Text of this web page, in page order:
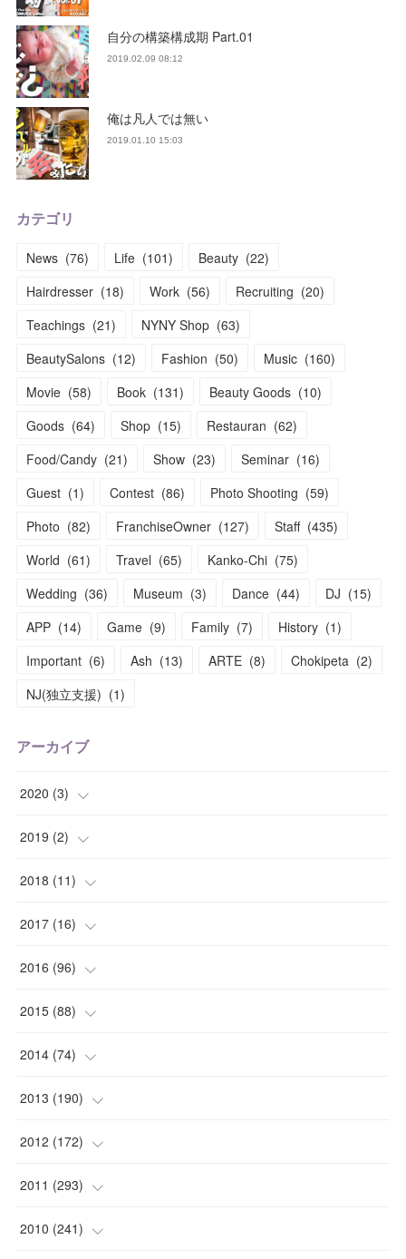
自分の構築構成期 Part.01
2019.02.09 08:12
俺は凡人では無い
2019.01.10 15:03
カテゴリ
News (76) Life (101) Beauty (22)
Hairdresser (18) Work (56) Recruiting (20)
Teachings (21) NYNY Shop (63)
BeautySalons (12) Fashion (50) Music (160)
Movie (58) Book (131) Beauty Goods (10)
Goods (64) Shop (15) Restauran (62)
Food/Candy (21) Show (23) Seminar (16)
Guest (1) Contest (86) Photo Shooting (59)
Photo (82) FranchiseOwner (127) Staff (435)
World (61) Travel (65) Kanko-Chi (75)
Wedding (36) Museum (3) Dance (44) DJ (15)
APP (14) Game (9) Family (7) History (1)
Important (6) Ash (13) ARTE (8) Chokipeta (2)
NJ(独立支援) (1)
アーカイブ
2020 (3)
(1
( 1)
(1)
2019 (2)
( 1)
(1)
2018 (11)
(2)
(1)
(1)
(1)
( 3 )
2017 (16)
(1)
(2)
(1)
(3)
(1)
2016 (96)
(2)
(5)
(6)
(3)
(4)
2015 (88)
(4)
(7)
(6)
(6)
( 12)
2014 (74)
(9)
(14)
(6)
( 1)
2013 (190)
(17)
(22)
(11)
2012 (172)
(12)
(8)
2011 (293)
(32)
2010 (241)